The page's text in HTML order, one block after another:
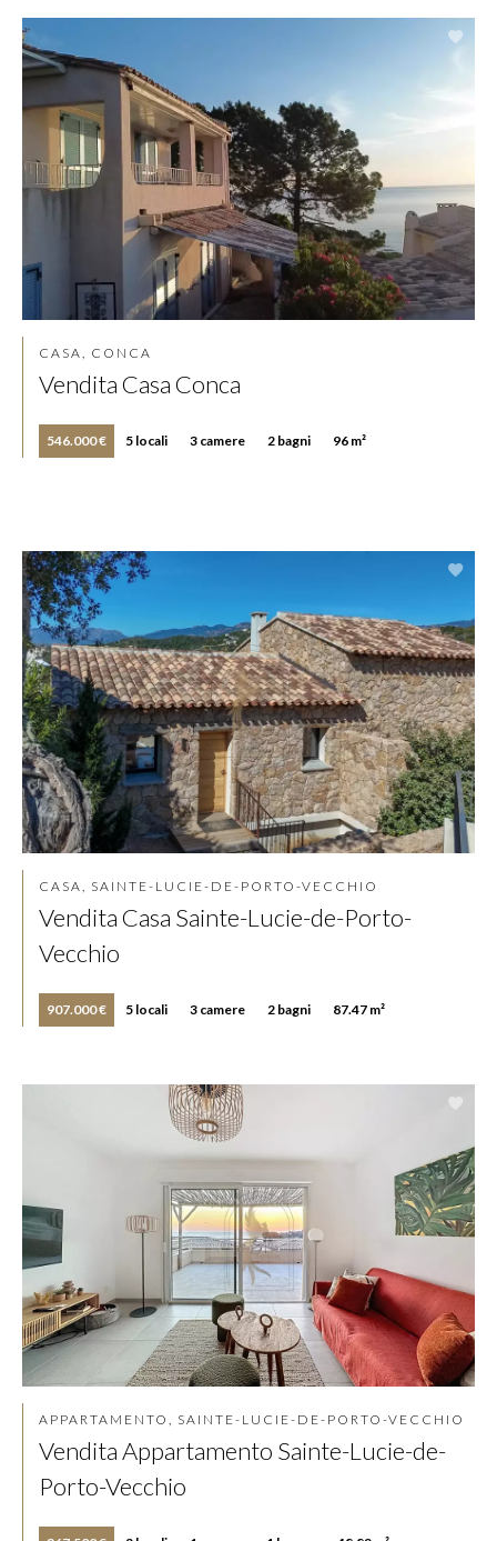
CASA, CONCA
Vendita Casa Conca
546.000 € 5 locali 3 camere 2 bagni 96 m²
CASA, SAINTE-LUCIE-DE-PORTO-VECCHIO
Vendita Casa Sainte-Lucie-de-Porto-
Vecchio
907.000 € 5 locali 3 camere 2 bagni 87.47 m²
APPARTAMENTO, SAINTE-LUCIE-DE-PORTO-VECCHIO
Vendita Appartamento Sainte-Lucie-de-
Porto-Vecchio